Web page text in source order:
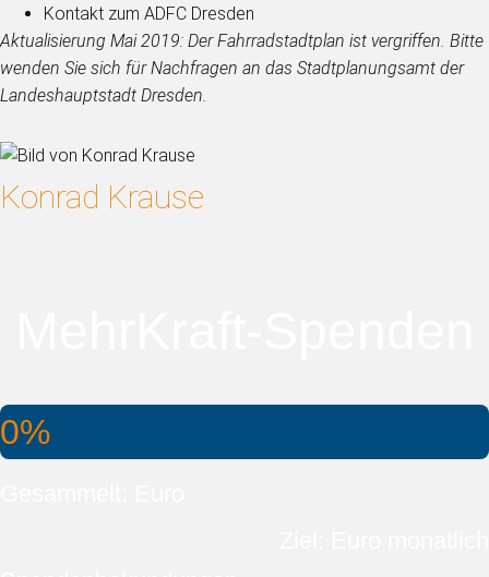
Kontakt zum ADFC Dresden
Aktualisierung Mai 2019: Der Fahrradstadtplan ist vergriffen. Bitte
wenden Sie sich für Nachfragen an das Stadtplanungsamt der
Landeshauptstadt Dresden.
Konrad Krause
0%